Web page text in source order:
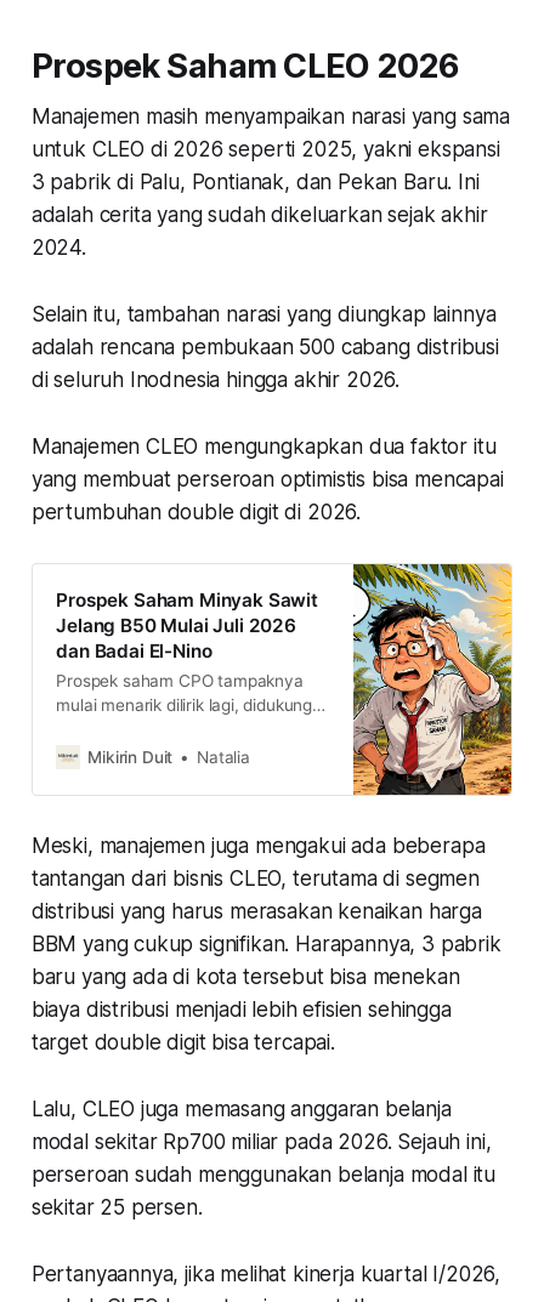
Prospek Saham CLEO 2026
Manajemen masih menyampaikan narasi yang sama
untuk CLEO di 2026 seperti 2025, yakni ekspansi
3 pabrik di Palu, Pontianak, dan Pekan Baru. Ini
adalah cerita yang sudah dikeluarkan sejak akhir
2024.
Selain itu, tambahan narasi yang diungkap lainnya
adalah rencana pembukaan 500 cabang distribusi
di seluruh Inodnesia hingga akhir 2026.
Manajemen CLEO mengungkapkan dua faktor itu
yang membuat perseroan optimistis bisa mencapai
pertumbuhan double digit di 2026.
Prospek Saham Minyak Sawit
Jelang B50 Mulai Juli 2026
dan Badai El-Nino
Prospek saham CPO tampaknya
mulai menarik dilirik lagi, didukung
pemberlakukan B50, serta potensi
El Niño yang dapat memengaruhi
mana yang paling menarik dan
strategi masuknya gimana?
Mikirin Duit Natalia
Meski, manajemen juga mengakui ada beberapa
tantangan dari bisnis CLEO, terutama di segmen
distribusi yang harus merasakan kenaikan harga
BBM yang cukup signifikan. Harapannya, 3 pabrik
baru yang ada di kota tersebut bisa menekan
biaya distribusi menjadi lebih efisien sehingga
target double digit bisa tercapai.
Lalu, CLEO juga memasang anggaran belanja
modal sekitar Rp700 miliar pada 2026. Sejauh ini,
perseroan sudah menggunakan belanja modal itu
sekitar 25 persen.
Pertanyaannya, jika melihat kinerja kuartal I/2026,